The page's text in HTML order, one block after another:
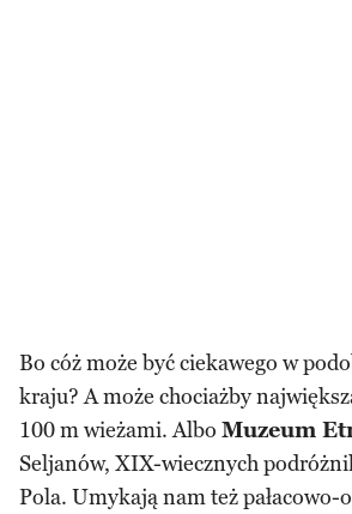
Bo cóż może być ciekawego w
kraju? A może chociażby
100 m wieżami. Albo Muzeum
Seljanów, XIX-wiecznych
Pola. Umykają nam też pałacowo-